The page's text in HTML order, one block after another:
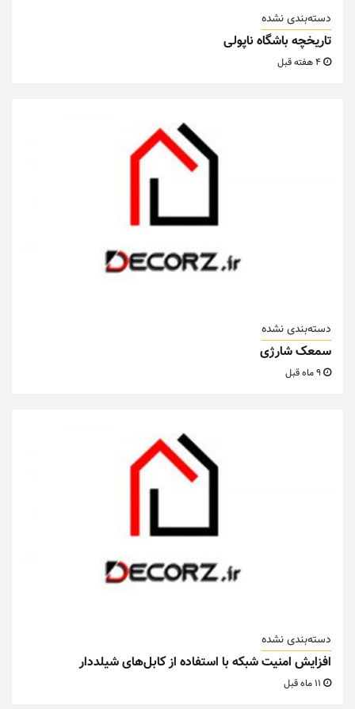
دسته‌بندی نشده
تاریخچه باشگاه ناپولی
دسته‌بندی نشده
سمعک شارژی
دسته‌بندی نشده
افزایش امنیت شبکه با استفاده از کابل‌های شیلددار